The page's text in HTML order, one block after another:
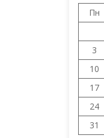
Пн
3
10
17
24
31